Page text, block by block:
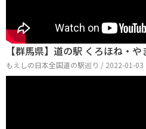
【群馬県】道の駅 くろほね・
もえしの日本全国道の駅巡り / 2022-01-03